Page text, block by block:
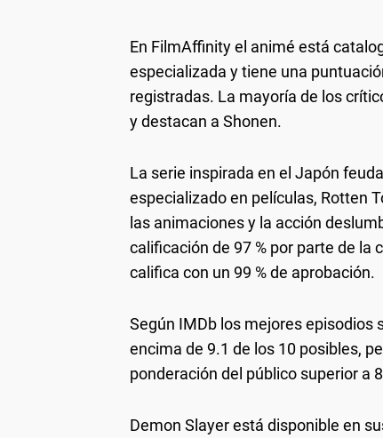
En FilmAffinity el animé está
especializada y tiene una
registradas. La mayoría de los
y destacan a Shonen.
La serie inspirada en el Japón
especializado en películas, Rotten
las animaciones y la acción
calificación de 97 % por parte de la
califica con un 99 % de aprobación.
Según IMDb los mejores episodios
encima de 9.1 de los 10 posibles,
ponderación del público superior a
Demon Slayer está disponible en